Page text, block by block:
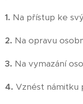
1. Na přístup ke
2. Na opravu
3. Na vymazání
4. Vznést námitku